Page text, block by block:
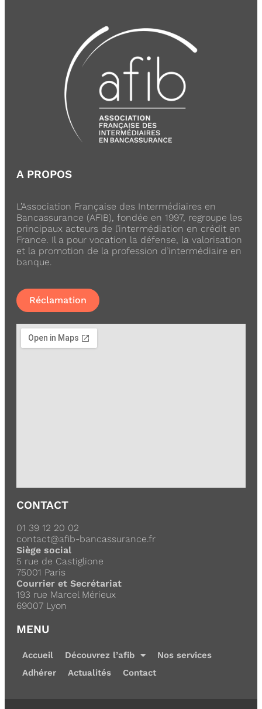
A PROPOS
L’Association Française des Intermédiaires en
Bancassurance (AFIB), fondée en 1997, regroupe les
principaux acteurs de l’intermédiation en crédit en
France. Il a pour vocation la défense, la valorisation
et la promotion de la profession d’intermédiaire en
banque.
Réclamation
CONTACT
01 39 12 20 02
contact@afib-bancassurance.fr
Siège social
5 rue de Castiglione
75001 Paris
Courrier et Secrétariat
193 rue Marcel Mérieux
69007 Lyon
MENU
Accueil Découvrez l’afib
Nos services
Adhérer
Actualités Contact